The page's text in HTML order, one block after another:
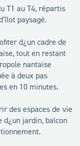
T1 au T4, répartis
paysagé.
d¿un cadre de
tout en restant
nantaise
à deux pas
en 10 minutes.
des espaces de vie
d¿un jardin, balcon